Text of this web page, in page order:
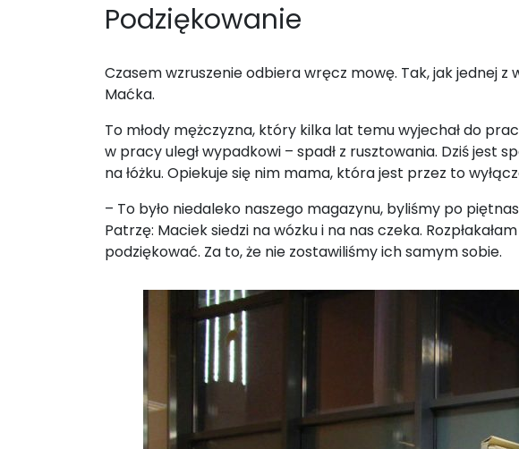
Podziękowanie
Czasem wzruszenie odbiera wręcz mowę. Tak, jak jednej
Maćka.
To młody mężczyzna, który kilka lat temu wyjechał do
w pracy uległ wypadkowi – spadł z rusztowania. Dziś jest
na łóżku. Opiekuje się nim mama, która jest przez to
– To było niedaleko naszego magazynu, byliśmy po
Patrzę: Maciek siedzi na wózku i na nas czeka.
podziękować. Za to, że nie zostawiliśmy ich samym sobie.